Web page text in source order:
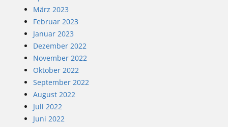
März 2023
Februar 2023
Januar 2023
Dezember 2022
November 2022
Oktober 2022
September 2022
August 2022
Juli 2022
Juni 2022